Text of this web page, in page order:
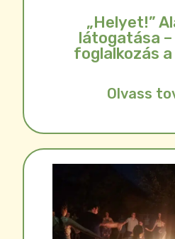
„Helyet!”
látogatása
foglalkozás
Olvass